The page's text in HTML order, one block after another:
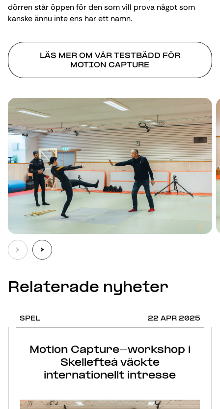
dörren står öppen för den som vill prova något som
kanske ännu inte ens har ett namn.
LÄS MER OM VÅR TESTBÄDD FÖR
MOTION CAPTURE
Relaterade nyheter
SPEL 22 APR 2025
Motion Capture-workshop i
Skellefteå väckte
internationellt intresse